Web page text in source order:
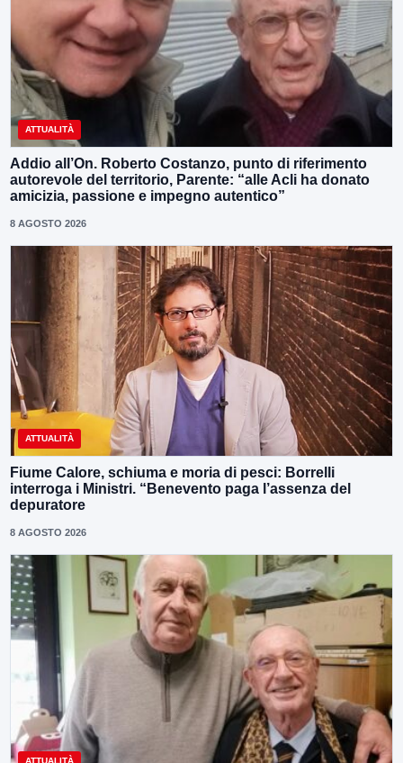
ATTUALITÀ
Addio all’On. Roberto Costanzo, punto di riferimento
autorevole del territorio, Parente: “alle Acli ha donato
amicizia, passione e impegno autentico”
8 AGOSTO 2026
ATTUALITÀ
Fiume Calore, schiuma e moria di pesci: Borrelli
interroga i Ministri. “Benevento paga l’assenza del
depuratore
8 AGOSTO 2026
ATTUALITÀ